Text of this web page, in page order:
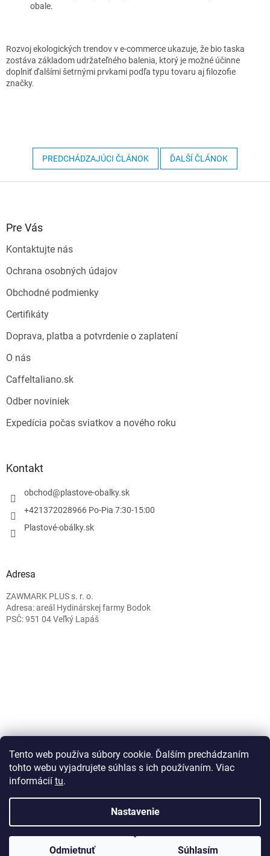
Tento web používa súbory cookie. Ďalším prechádzaním
tohto webu vyjadrujete súhlas s ich používaním. Viac
informácií tu.
Nastavenie
Odmietnuť Súhlasím
obale.
Rozvoj ekologických trendov v e-commerce ukazuje, že bio taska
zostáva základom udržateľného balenia, ktorý je možné účinne
doplniť ďalšími šetrnými prvkami podľa typu tovaru aj filozofie
značky.
PREDCHÁDZAJÚCI ČLÁNOK ĎALŠÍ ČLÁNOK
Pre Vás
Kontaktujte nás
Ochrana osobných údajov
Obchodné podmienky
Certifikáty
Doprava, platba a potvrdenie o zaplatení
O nás
CaffeItaliano.sk
Odber noviniek
Expedícia počas sviatkov a nového roku
Kontakt
obchod@plastove-obalky.sk
+421372028966 Po-Pia 7:30-15:00
Plastové-obálky.sk
Adresa
ZAWMARK PLUS s. r. o.
Adresa: areál Hydinárskej farmy Bodok
PSČ: 951 04 Veľký Lapáš
Vytvoril Shoptet
Copyright 2026Plastove-obalky.sk. Všetky práva vyhradené.
Upraviť nastavenie cookies